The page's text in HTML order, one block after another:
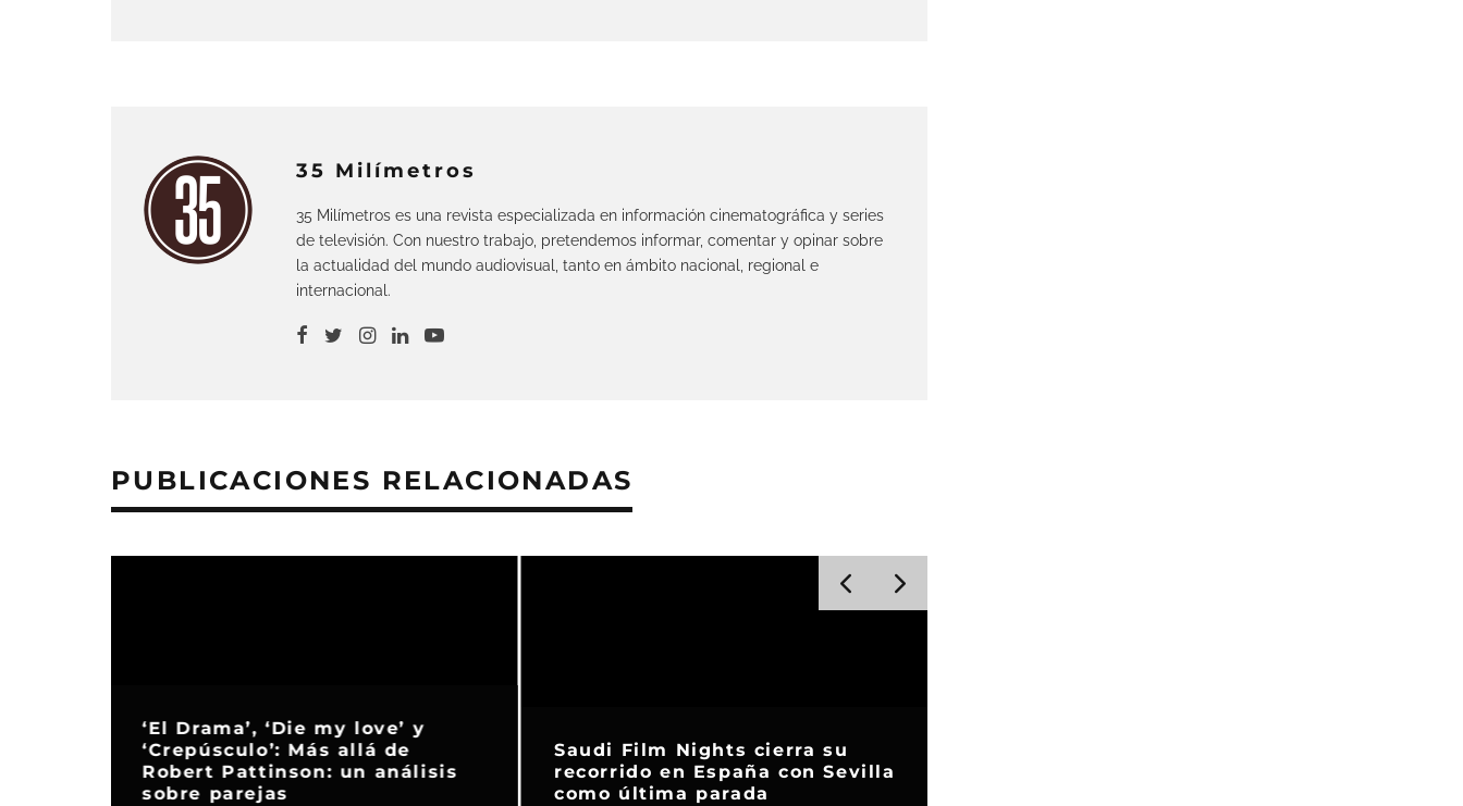
35 Milímetros
35 Milímetros es una revista especializada en información cinematográfica y series
de televisión. Con nuestro trabajo, pretendemos informar, comentar y opinar sobre
la actualidad del mundo audiovisual, tanto en ámbito nacional, regional e
internacional.
PUBLICACIONES RELACIONADAS
‘El Drama’, ‘Die my love’ y
‘Crepúsculo’: Más allá de
Robert Pattinson: un análisis
sobre parejas
Saudi Film Nights cierra su
recorrido en España con Sevilla
como última parada